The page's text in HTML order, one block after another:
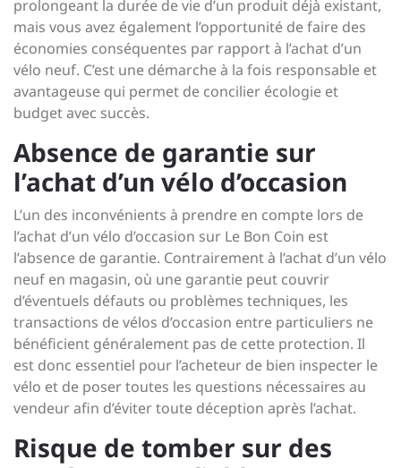
prolongeant la durée de vie d’un produit déjà existant,
mais vous avez également l’opportunité de faire des
économies conséquentes par rapport à l’achat d’un
vélo neuf. C’est une démarche à la fois responsable et
avantageuse qui permet de concilier écologie et
budget avec succès.
Absence de garantie sur
l’achat d’un vélo d’occasion
L’un des inconvénients à prendre en compte lors de
l’achat d’un vélo d’occasion sur Le Bon Coin est
l’absence de garantie. Contrairement à l’achat d’un vélo
neuf en magasin, où une garantie peut couvrir
d’éventuels défauts ou problèmes techniques, les
transactions de vélos d’occasion entre particuliers ne
bénéficient généralement pas de cette protection. Il
est donc essentiel pour l’acheteur de bien inspecter le
vélo et de poser toutes les questions nécessaires au
vendeur afin d’éviter toute déception après l’achat.
Risque de tomber sur des